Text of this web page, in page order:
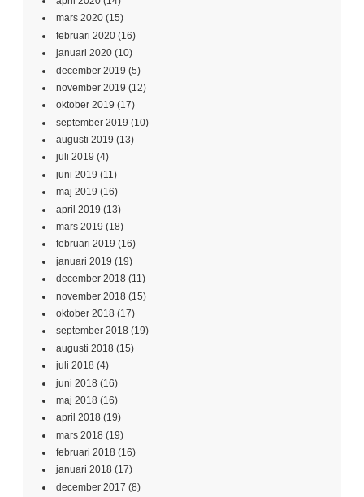
mars 2020 (15)
februari 2020 (16)
januari 2020 (10)
december 2019 (5)
november 2019 (12)
oktober 2019 (17)
september 2019 (10)
augusti 2019 (13)
juli 2019 (4)
juni 2019 (11)
maj 2019 (16)
april 2019 (13)
mars 2019 (18)
februari 2019 (16)
januari 2019 (19)
december 2018 (11)
november 2018 (15)
oktober 2018 (17)
september 2018 (19)
augusti 2018 (15)
juli 2018 (4)
juni 2018 (16)
maj 2018 (16)
april 2018 (19)
mars 2018 (19)
februari 2018 (16)
januari 2018 (17)
december 2017 (8)